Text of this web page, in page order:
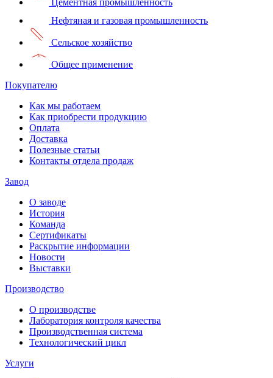
Цементная промышленность
Нефтяная и газовая промышленность
Сельское хозяйство
Общее применение
Покупателю
Как мы работаем
Как приобрести продукцию
Оплата
Доставка
Полезные статьи
Контакты отдела продаж
Завод
О заводе
История
Команда
Сертификаты
Раскрытие информации
Новости
Выставки
Производство
О производстве
Лаборатория контроля качества
Производственная система
Технологический цикл
Услуги